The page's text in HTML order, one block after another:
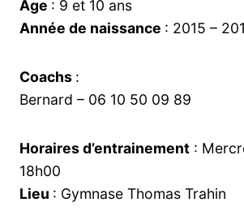
Âge : 9 et 10 ans
Année de naissance : 2015 –
Coachs :
Bernard – 06 10 50 09 89
Horaires d’entrainement :
18h00
Lieu : Gymnase Thomas Trahin